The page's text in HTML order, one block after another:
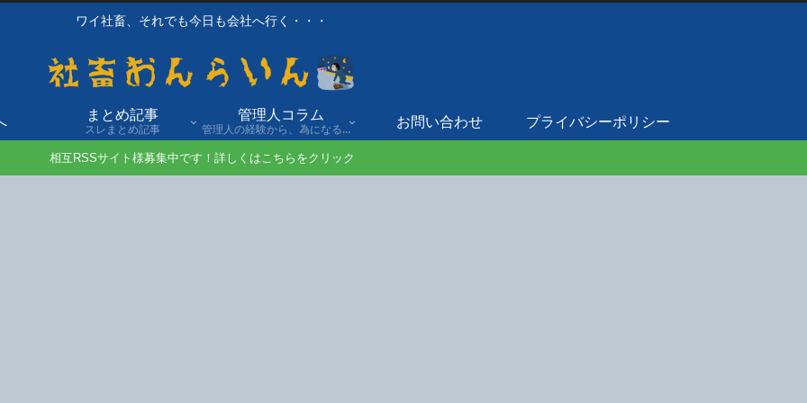
ワイ社畜、それでも今日も会社へ行く・・・
まとめ記事
スレまとめ記事
管理人コラム
管理人の経験から、為になる話や自身の経験談を発信。
お問い合わせ プライバシーポリシー
相互RSSサイト様募集中です！詳しくはこちらをクリック